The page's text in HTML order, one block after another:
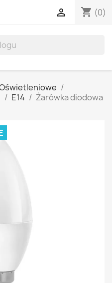
shopping_cart (0)

E14
Żarówka diodowa